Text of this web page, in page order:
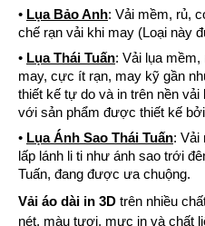
• Lụa Bảo Anh: Vải mềm, rủ,
chế rạn vải khi may (Loại này
• Lụa Thái Tuấn: Vải lụa mềm,
may, cực ít rạn, may kỹ gần
thiết kế tự do và in trên nền vải
với sản phẩm được thiết kế bởi
• Lụa Ánh Sao Thái Tuấn: Vải
lấp lánh li ti như ánh sao trới
Tuấn, đang được ưa chuộng.
Vải áo dài in 3D trên nhiều
nét, màu tươi, mực in và chất